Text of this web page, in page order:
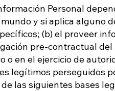
Personal
y si aplica alguno
(b) el proveer
pre-contractual del
o en el ejercicio de
legítimos perseguidos
las siguientes bases